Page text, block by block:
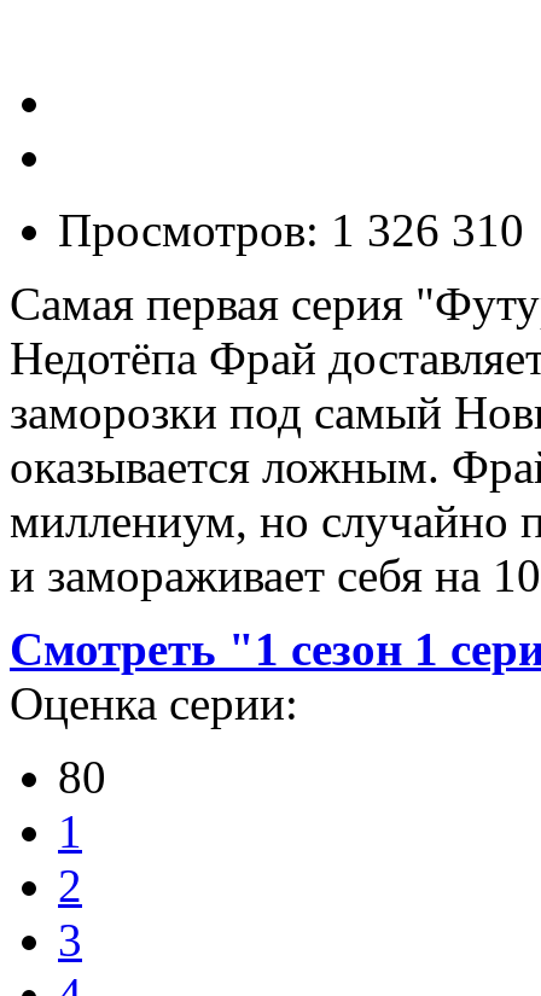
Просмотров: 1 326 310
Самая первая серия
Недотёпа Фрай
заморозки под самый
оказывается ложным.
миллениум, но случайно
и замораживает себя на
Смотреть "1 сезон 1
Оценка серии:
80
1
2
3